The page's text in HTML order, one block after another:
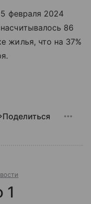
февраля 2024
86
жилья, что на 37%
Поделиться
1